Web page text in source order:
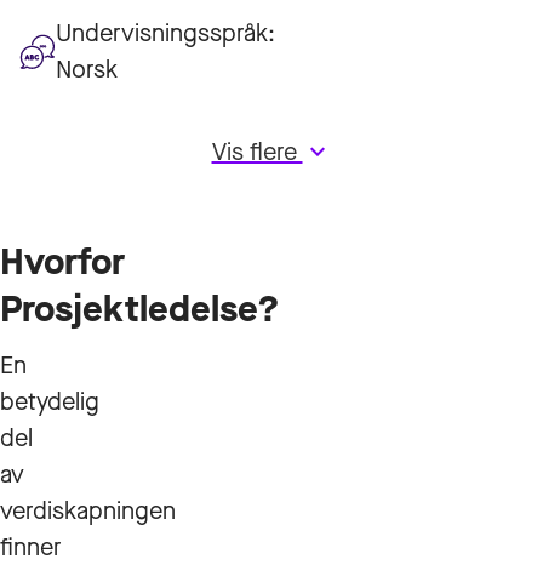
Undervisningsspråk:
Norsk
Vis flerekeyboard_arrow_down
Hvorfor
Prosjektledelse?
En
betydelig
del
av
verdiskapningen
finner